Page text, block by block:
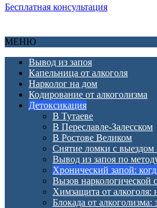
Бесплатная консультация
МЕНЮ
Вывод из запоя
Капельница от алкоголя
Нарколог на дом
Кодирование от алкоголизма
Детоксикация
В Тутаеве
В Переславле-Залесском
В Ростове Великом
Снятие ломки с выездом
Вывод из запоя по
Хронический запой:
Вызов наркологической
Химзащита от
Блокада от